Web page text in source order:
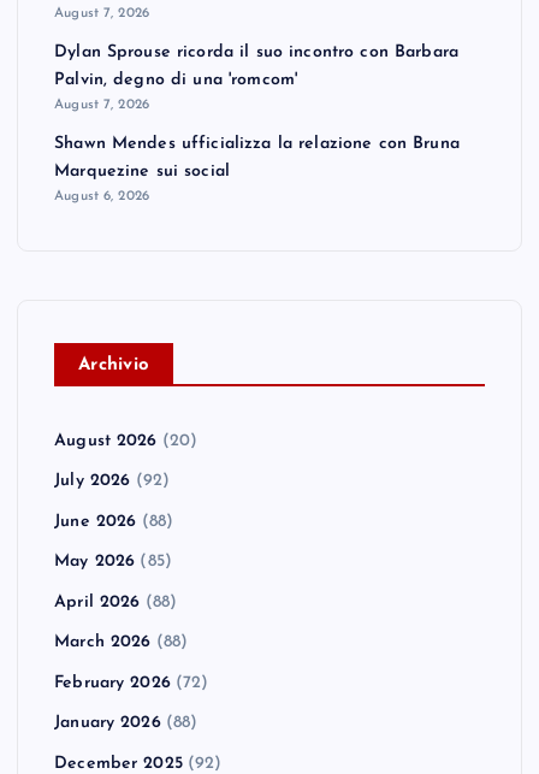
August 7, 2026
Dylan Sprouse ricorda il suo incontro con Barbara
Palvin, degno di una 'romcom'
August 7, 2026
Shawn Mendes ufficializza la relazione con Bruna
Marquezine sui social
August 6, 2026
Archivio
August 2026 (20)
July 2026 (92)
June 2026 (88)
May 2026 (85)
April 2026 (88)
March 2026 (88)
February 2026(72)
January 2026(88)
December 2025(92)